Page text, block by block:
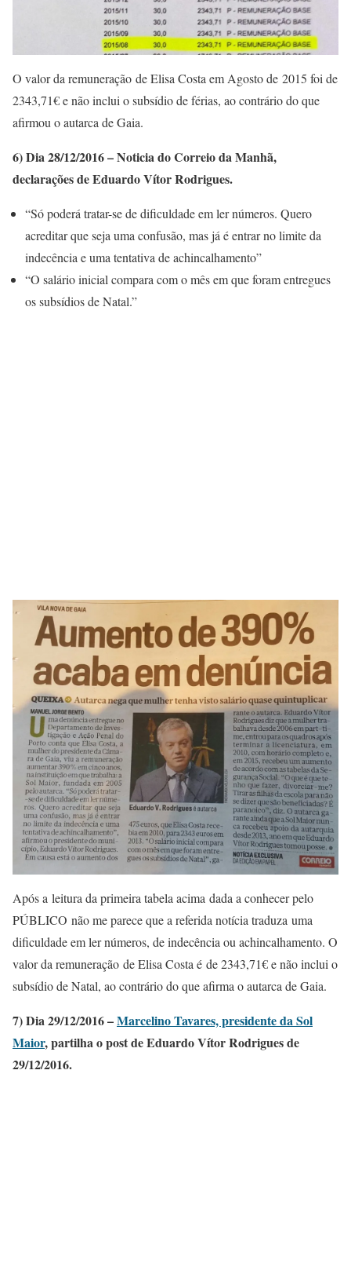
O valor da remuneração de Elisa Costa em Agosto de 2015 foi de
2343,71€ e não inclui o subsídio de férias, ao contrário do que
afirmou o autarca de Gaia.
6) Dia 28/12/2016 – Noticia do Correio da Manhã,
declarações de Eduardo Vítor Rodrigues.
“Só poderá tratar-se de dificuldade em ler números. Quero
acreditar que seja uma confusão, mas já é entrar no limite da
indecência e uma tentativa de achincalhamento”
“O salário inicial compara com o mês em que foram entregues
os subsídios de Natal.”
Após a leitura da primeira tabela acima dada a conhecer pelo
PÚBLICO não me parece que a referida notícia traduza uma
dificuldade em ler números, de indecência ou achincalhamento. O
valor da remuneração de Elisa Costa é de 2343,71€ e não inclui o
subsídio de Natal, ao contrário do que afirma o autarca de Gaia.
7) Dia 29/12/2016 –Marcelino Tavares, presidente da Sol
Maior, partilha o post de Eduardo Vítor Rodrigues de
29/12/2016.